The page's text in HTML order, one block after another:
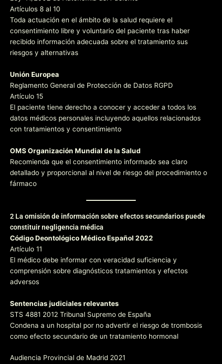
Artículos 8 al 10
Toda actuación en el ámbito de la salud requiere el
consentimiento libre y voluntario del paciente tras haber
recibido información adecuada sobre el tratamiento sus
riesgos y alternativas
Unión Europea
Reglamento General de Protección de Datos RGPD
Artículo 15
El paciente tiene derecho a conocer y acceder a todos los
datos médicos personales incluyendo aquellos relacionados
con tratamientos y consentimiento
OMS Organización Mundial de la Salud
Recomienda que el consentimiento informado sea claro
detallado y proporcional al nivel de riesgo del procedimiento o
fármaco
2 La omisión de información sobre efectos secundarios puede
constituir negligencia médica
Código Deontológico Médico Español 2022
Artículo 11
El médico debe informar con veracidad suficiencia y
comprensión sobre diagnósticos tratamientos y efectos
adversos
Sentencias judiciales relevantes
STS 4881 2012 Tribunal Supremo de España
Condena a un hospital por no advertir el riesgo de trombosis
como efecto secundario de un tratamiento hormonal
Audiencia Provincial de Madrid 2021